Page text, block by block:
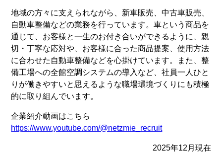
地域の方々に支えられながら、新車販売、中古車販売、
自動車整備などの業務を行っています。車という商品を
通じて、お客様と一生のお付き合いができるように、親
切・丁寧な応対や、お客様に合った商品提案、使用方法
に合わせた自動車整備などを心掛けています。また、整
備工場への全館空調システムの導入など、社員一人ひと
りが働きやすいと思えるような職場環境づくりにも積極
的に取り組んでいます。
企業紹介動画はこちら
https://www.youtube.com/@netzmie_recruit
2025年12月現在